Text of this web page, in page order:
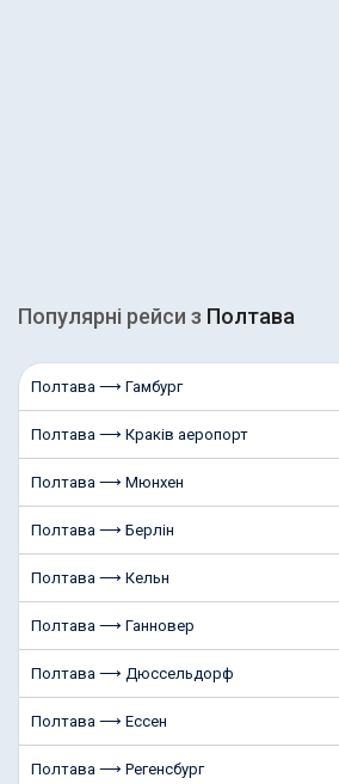
Популярні рейcи з Полтава
Полтава ⟶ Гамбург
Полтава ⟶ Краків аеропорт
Полтава ⟶ Мюнхен
Полтава ⟶ Берлін
Полтава ⟶ Кельн
Полтава ⟶ Ганновер
Полтава ⟶ Дюссельдорф
Полтава ⟶ Ессен
Полтава ⟶ Регенсбург